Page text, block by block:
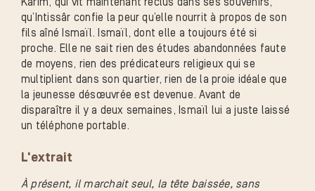
qu’Intissâr confie la peur qu’elle nourrit à propos de son
fils aîné Ismaïl. Ismaïl, dont elle a toujours été si
proche. Elle ne sait rien des études abandonnées faute
de moyens, rien des prédicateurs religieux qui se
multiplient dans son quartier, rien de la proie idéale que
la jeunesse désœuvrée est devenue. Avant de
disparaître il y a deux semaines, Ismaïl lui a juste laissé
un téléphone portable.
L'extrait
À présent, il marchait seul, la tête baissée, sans